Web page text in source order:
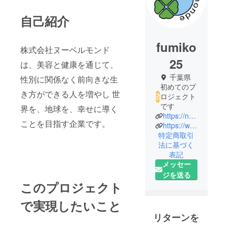
自己紹介
株式会社ヌーベルモンド
は、美容と健康を通じて、
性別に関係なく前向きな生
き方ができる人を増やし 世
界を、地球を、幸せに導く
ことを目指す企業です。
このプロジェクト
で実現したいこと
fumiko
25
千葉県
初めてのプ
ロジェクト
です
https://nouvelle-group.com
https://www.instagram.com/komekocookie/
特定商取引
法に基づく
表記
メッセー
ジを送る
リターンを